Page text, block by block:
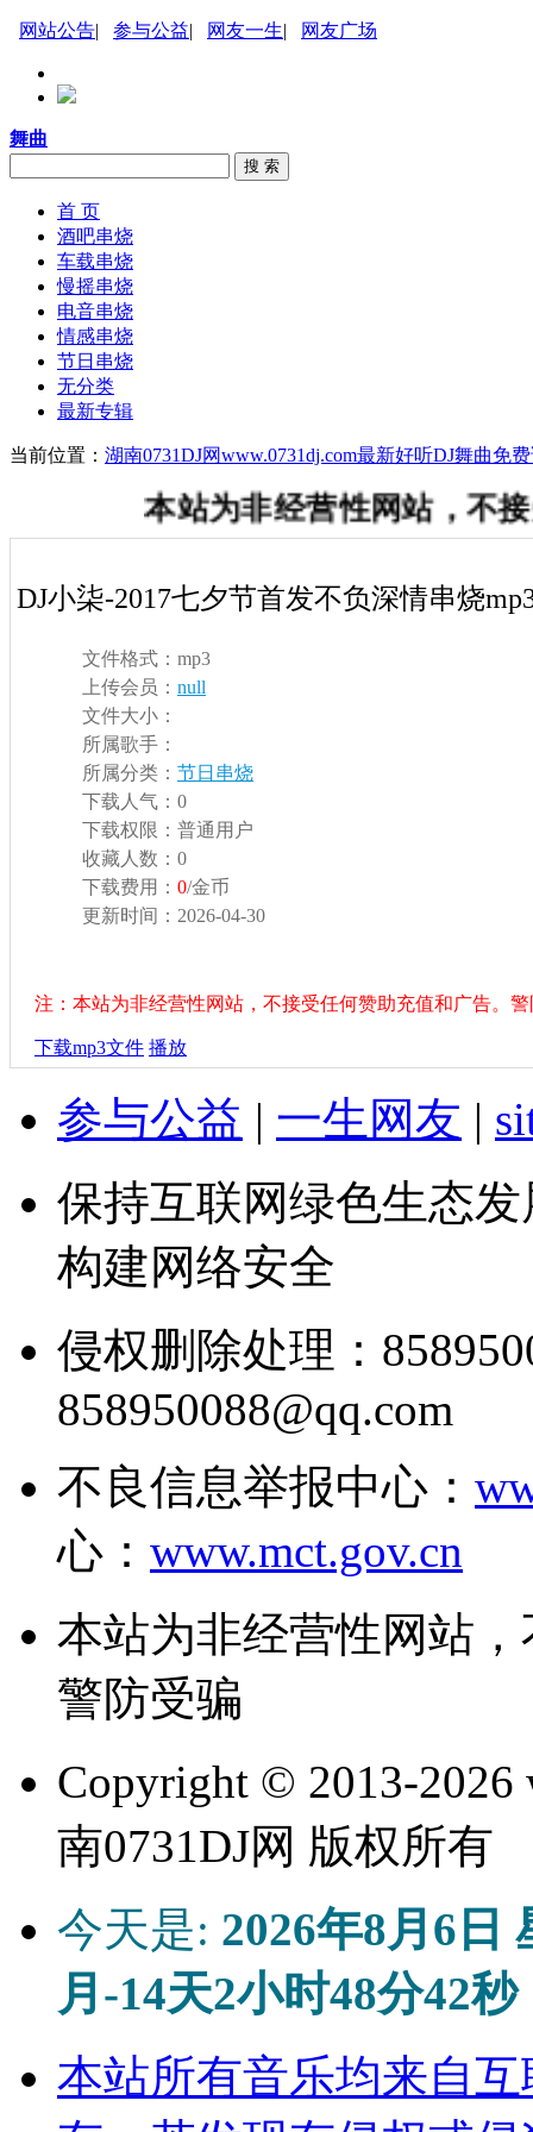
网站公告| 参与公益| 网友一生| 网友广场
舞曲
搜 索
首 页
酒吧串烧
车载串烧
慢摇串烧
电音串烧
情感串烧
节日串烧
无分类
最新专辑
当前位置： 湖南0731DJ网www.0731dj.com最新好听DJ舞曲免
本站为非经营性网站，
DJ小柒-2017七夕节首发不负深情串烧
文件格式： mp3
上传会员： null
文件大小：
所属歌手：
所属分类： 节日串烧
下载人气： 0
下载权限： 普通用户
收藏人数： 0
下载费用： 0/金币
更新时间： 2026-04-30
注：本站为非经营性网站，不接受任何赞助充值和广告。
下载mp3文件 播放
参与公益 | 一生网友 |
保持互联网绿色生态
构建网络安全
侵权删除处理：
858950088@qq.com
不良信息举报中心：
心： www.mct.gov.cn
本站为非经营性网站
警防受骗
Copyright © 2013-2026
南0731DJ网 版权所有
今天是: 2026年8月6日
月-14天2小时48分42秒
本站所有音乐均来自